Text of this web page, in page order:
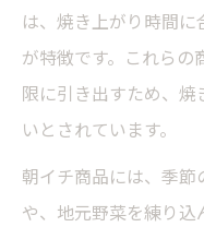
は、焼き上がり時間
が特徴です。これらの
限に引き出すため、
いとされています。
朝イチ商品には、季節
や、地元野菜を練り